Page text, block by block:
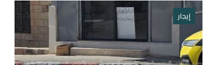
إيجار